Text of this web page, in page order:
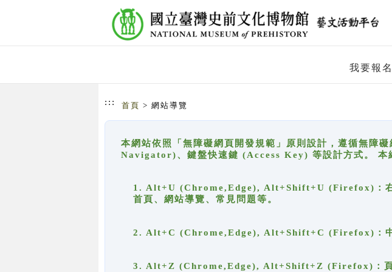
我要報名
::: 首頁 > 網站導覽
本網站依照「無障礙網頁開發規範」原則設計，遵循無障
Navigator)、鍵盤快速鍵 (Access Key) 等設計方式。 本
1. Alt+U (Chrome,Edge), Alt+Shift+U (Firefox)：右
首頁、網站導覽、常見問題等。
2. Alt+C (Chrome,Edge), Alt+Shift+C (Firefox)：中
3. Alt+Z (Chrome,Edge), Alt+Shift+Z (Firefox)：頁